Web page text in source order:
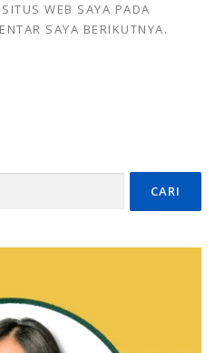
WEB SAYA PADA
SAYA BERIKUTNYA.